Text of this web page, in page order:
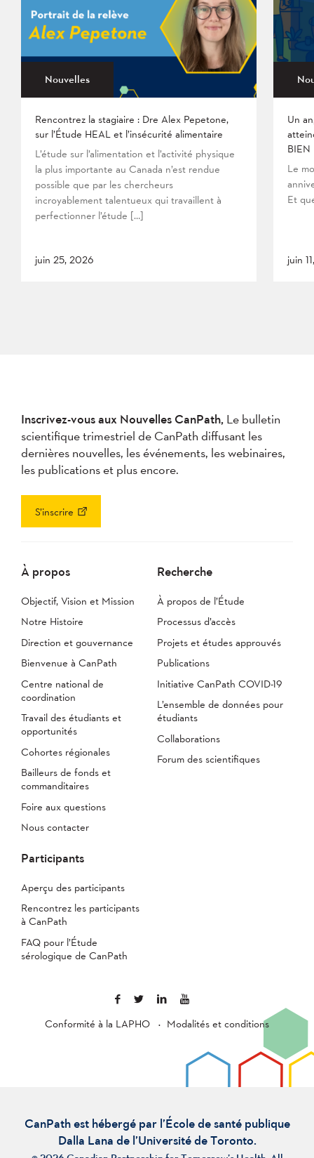
Nouvelles
Rencontrez la stagiaire : Dre Alex Pepetone,
sur l’Étude HEAL et l’insécurité alimentaire
L’étude sur l’alimentation et l’activité physique
la plus importante au Canada n’est rendue
possible que par les chercheurs
incroyablement talentueux qui travaillent à
perfectionner l’étude […]
juin 25, 2026
Un
BIEN
Le
Et
juin
Inscrivez-vous aux Nouvelles CanPath, Le bulletin
scientifique trimestriel de CanPath diffusant les
dernières nouvelles, les événements, les webinaires,
les publications et plus encore.
S’inscrire
À propos
Objectif, Vision et Mission
Notre Histoire
Direction et gouvernance
Bienvenue à CanPath
Centre national de
coordination
Travail des étudiants et
opportunités
Cohortes régionales
Bailleurs de fonds et
commanditaires
Foire aux questions
Nous contacter
Recherche
À propos de l’Étude
Processus d’accès
Projets et études approuvés
Publications
Initiative CanPath COVID-19
L’ensemble de données pour
étudiants
Collaborations
Forum des scientifiques
Participants
Aperçu des participants
Rencontrez les participants
à CanPath
FAQ pour l’Étude
sérologique de CanPath
Conformité à la LAPHO Modalités et conditions
CanPath est hébergé par l’École de santé publique
Dalla Lana de l’Université de Toronto.